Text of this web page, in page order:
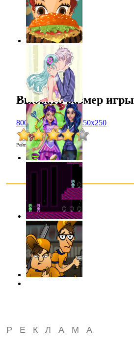
Выбрать размер игры
800x600 1024x768 450x250
Рейтинг :4.3/3
РЕКЛАМА